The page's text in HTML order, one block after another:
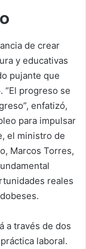
de crear
y educativas
pujante que
“El progreso se
enfatizó,
para impulsar
el ministro de
Marcos Torres,
reales
a través de dos
laboral.